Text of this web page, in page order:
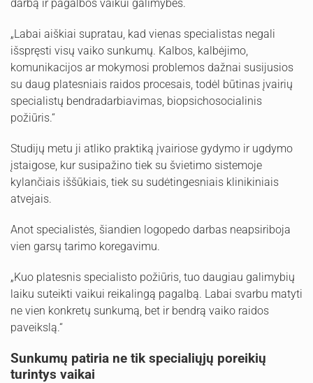
darbą ir pagalbos vaikui galimybes.
„Labai aiškiai supratau, kad vienas specialistas negali
išspręsti visų vaiko sunkumų. Kalbos, kalbėjimo,
komunikacijos ar mokymosi problemos dažnai susijusios
su daug platesniais raidos procesais, todėl būtinas įvairių
specialistų bendradarbiavimas, biopsichosocialinis
požiūris.“
Studijų metu ji atliko praktiką įvairiose gydymo ir ugdymo
įstaigose, kur susipažino tiek su švietimo sistemoje
kylančiais iššūkiais, tiek su sudėtingesniais klinikiniais
atvejais.
Anot specialistės, šiandien logopedo darbas neapsiriboja
vien garsų tarimo koregavimu.
„Kuo platesnis specialisto požiūris, tuo daugiau galimybių
laiku suteikti vaikui reikalingą pagalbą. Labai svarbu matyti
ne vien konkretų sunkumą, bet ir bendrą vaiko raidos
paveikslą.“
Sunkumų patiria ne tik specialiųjų poreikių
turintys vaikai